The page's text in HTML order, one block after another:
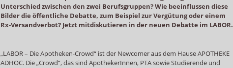
Unterschied zwischen den zwei Berufsgruppen? Wie beeinflussen diese
Bilder die öffentliche Debatte, zum Beispiel zur Vergütung oder einem
Rx-Versandverbot? Jetzt mitdiskutieren in der neuen Debatte im LABOR.
„LABOR – Die Apotheken-Crowd“ ist der Newcomer aus dem Hause APOTHEKE
ADHOC. Die „Crowd“, das sind ApothekerInnen, PTA sowie Studierende und